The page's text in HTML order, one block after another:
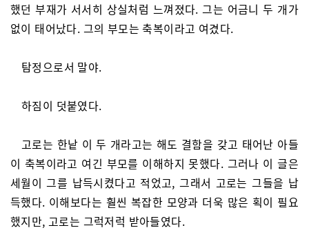
했던 부재가 서서히 상실처럼 느껴졌다. 그는 어금니 두 개가
없이 태어났다. 그의 부모는 축복이라고 여겼다.
탐정으로서 말야.
하짐이 덧붙였다.
고로는 한낱 이 두 개라고는 해도 결함을 갖고 태어난 아들
이 축복이라고 여긴 부모를 이해하지 못했다. 그러나 이 글은
세월이 그를 납득시켰다고 적었고, 그래서 고로는 그들을 납
득했다. 이해보다는 훨씬 복잡한 모양과 더욱 많은 획이 필요
했지만, 고로는 그럭저럭 받아들였다.